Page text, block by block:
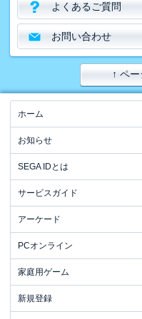
よくあるご質問
お問い合わせ
↑ ペ
ホーム
お知らせ
SEGA IDとは
サービスガイド
アーケード
PCオンライン
家庭用ゲーム
新規登録